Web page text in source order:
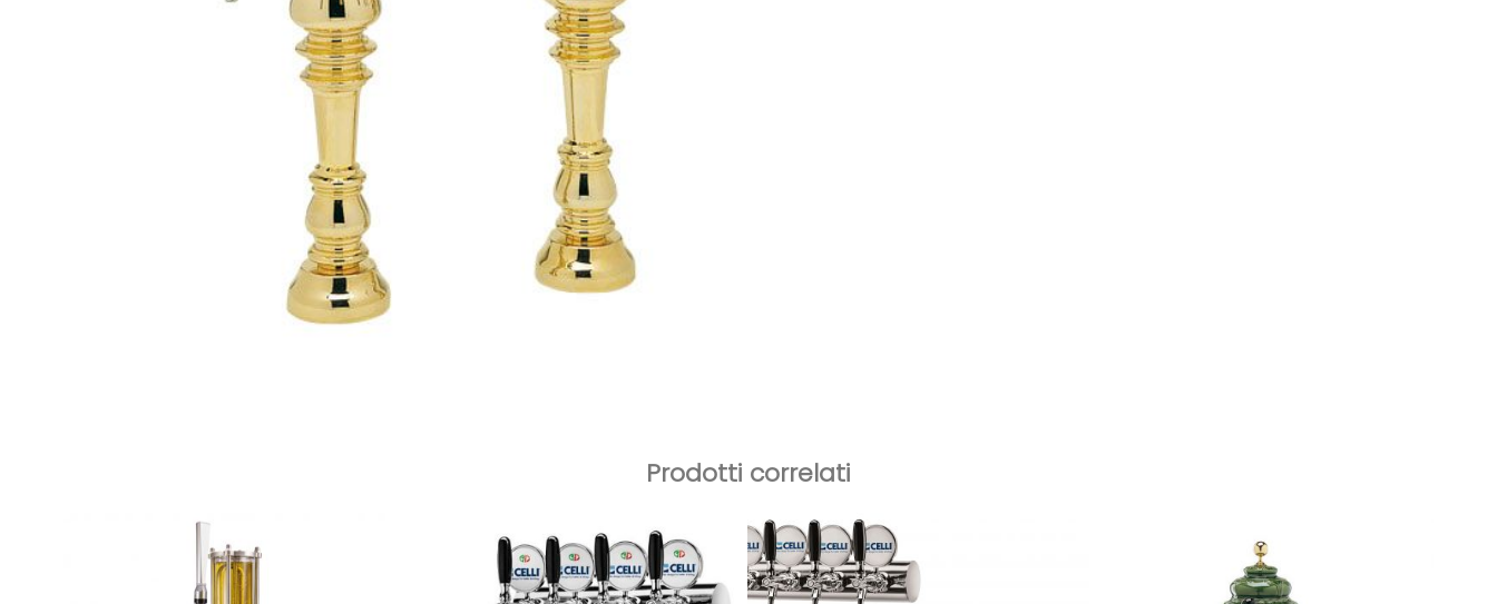
Prodotti correlati